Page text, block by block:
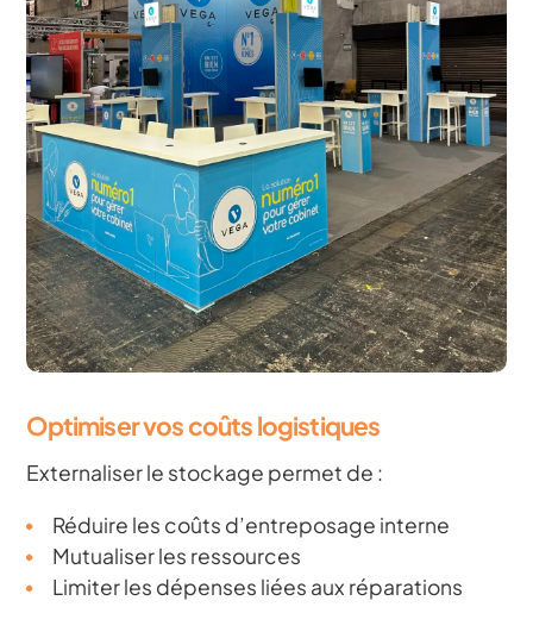
Optimiser vos coûts logistiques
Externaliser le stockage permet de :
Réduire les coûts d’entreposage interne
Mutualiser les ressources
Limiter les dépenses liées aux réparations